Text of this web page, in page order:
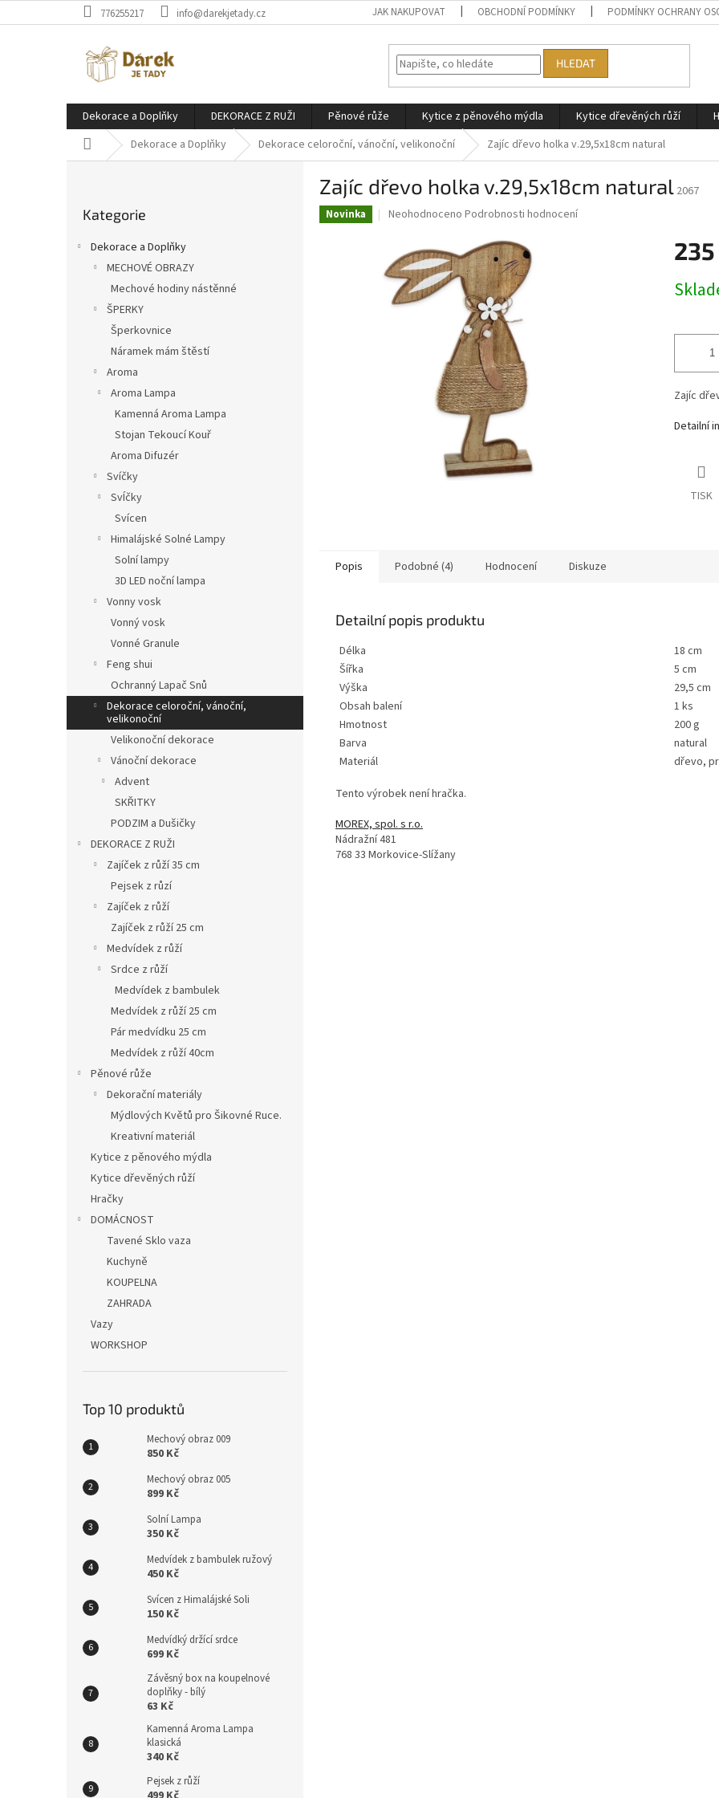
na
776255217 info@darekjetady.cz JAK NAKUPOVAT OBCHODNÍ PODMÍNKY PODMÍNKY OCHRANY
HLEDAT
Dekorace a Doplňky DEKORACE Z RUŽI Pěnové růže Kytice z pěnového mýdla Kytice dřevěných růží
Domů Dekorace a Doplňky Dekorace celoroční, vánoční, velikonoční Zajíc dřevo holka v.29,5x18cm natural
kategorie
Kategorie
Dekorace a Doplňky
MECHOVÉ OBRAZY
Mechové hodiny nástěnné
ŠPERKY
Šperkovnice
Náramek mám štěstí
Aroma
Aroma Lampa
Kamenná Aroma Lampa
Stojan Tekoucí Kouř
Aroma Difuzér
Svíčky
SvÍčky
Svícen
Himalájské Solné Lampy
Solní lampy
3D LED noční lampa
Vonny vosk
Vonný vosk
Vonné Granule
Feng shui
Ochranný Lapač Snů
Dekorace celoroční, vánoční,
velikonoční
Velikonoční dekorace
Vánoční dekorace
Advent
SKŘITKY
PODZIM a Dušičky
DEKORACE Z RUŽI
Zajíček z růží 35 cm
Pejsek z růzí
Zajíček z růží
Zajíček z růží 25 cm
Medvídek z růží
Srdce z růží
Medvídek z bambulek
Medvídek z růží 25 cm
Pár medvídku 25 cm
Medvídek z růží 40cm
Pěnové růže
Dekorační materiály
Mýdlových Květů pro Šikovné Ruce.
Kreativní materiál
Kytice z pěnového mýdla
Kytice dřevěných růží
Hračky
DOMÁCNOST
Tavené Sklo vaza
Kuchyně
KOUPELNA
ZAHRADA
Vazy
WORKSHOP
Top 10 produktů
Mechový obraz 009
850 Kč
Mechový obraz 005
899 Kč
Solní Lampa
350 Kč
Medvídek z bambulek ružový
450 Kč
Svícen z Himalájské Soli
150 Kč
Medvídký držící srdce
699 Kč
Závěsný box na koupelnové
doplňky - bílý
63 Kč
Kamenná Aroma Lampa
klasická
340 Kč
Pejsek z růží
Zajíc dřevo holka v.29,5x18cm natural 2067
Novinka
Průměrné
je
0,0
5
Neohodnoceno Podrobnosti hodnocení
235
cena:
Zajíc
Detailní
TISK
Popis Podobné (4) Hodnocení Diskuze
Detailní popis produktu
Délka
18 cm
Šířka
5 cm
Výška
29,5 cm
Obsah balení
1 ks
Hmotnost
200 g
Barva
natural
Materiál
dřevo,
Tento výrobek není hračka.
MOREX, spol. s r.o.
Nádražní 481
768 33 Morkovice-Slížany